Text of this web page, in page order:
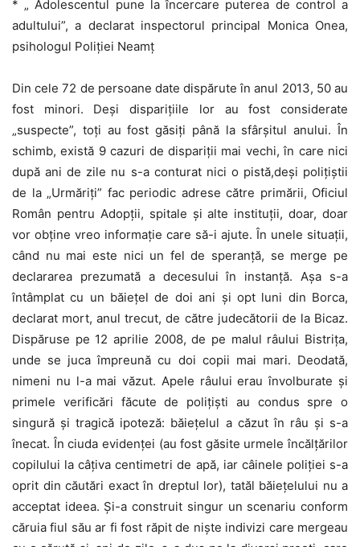
* „ Adolescentul pune la încercare puterea de control a
adultului”, a declarat inspectorul principal Monica Onea,
psihologul Poliţiei Neamţ
Din cele 72 de persoane date dispărute în anul 2013, 50 au
fost minori. Deşi dispariţiile lor au fost considerate
„suspecte”, toţi au fost găsiţi până la sfârşitul anului. În
schimb, există 9 cazuri de dispariţii mai vechi, în care nici
după ani de zile nu s-a conturat nici o pistă,deşi poliţiştii
de la „Urmăriţi” fac periodic adrese către primării, Oficiul
Român pentru Adopţii, spitale şi alte instituţii, doar, doar
vor obţine vreo informaţie care să-i ajute. În unele situaţii,
când nu mai este nici un fel de speranţă, se merge pe
declararea prezumată a decesului în instanţă. Aşa s-a
întâmplat cu un băieţel de doi ani şi opt luni din Borca,
declarat mort, anul trecut, de către judecătorii de la Bicaz.
Dispăruse pe 12 aprilie 2008, de pe malul râului Bistriţa,
unde se juca împreună cu doi copii mai mari. Deodată,
nimeni nu l-a mai văzut. Apele râului erau învolburate şi
primele verificări făcute de poliţişti au condus spre o
singură şi tragică ipoteză: băieţelul a căzut în râu şi s-a
înecat. În ciuda evidenţei (au fost găsite urmele încălţărilor
copilului la câţiva centimetri de apă, iar câinele poliţiei s-a
oprit din căutări exact în dreptul lor), tatăl băieţelului nu a
acceptat ideea. Şi-a construit singur un scenariu conform
căruia fiul său ar fi fost răpit de nişte indivizi care mergeau